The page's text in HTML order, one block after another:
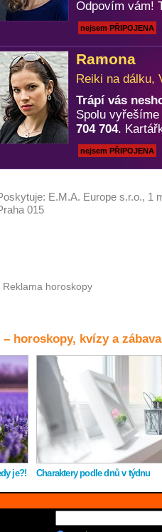
Odpovím vám!
nejsem PŘIPOJENA
Ramona
Reiki na dálku,
Trápí vás
Spolu
704 704.
nejsem PŘIPOJENA
E.M.A. Europe s.r.o., 1
015
Reklama horoskopy
– horoskopy, kvízy a zábava
je?! Charaktery podle dnů v týdnu